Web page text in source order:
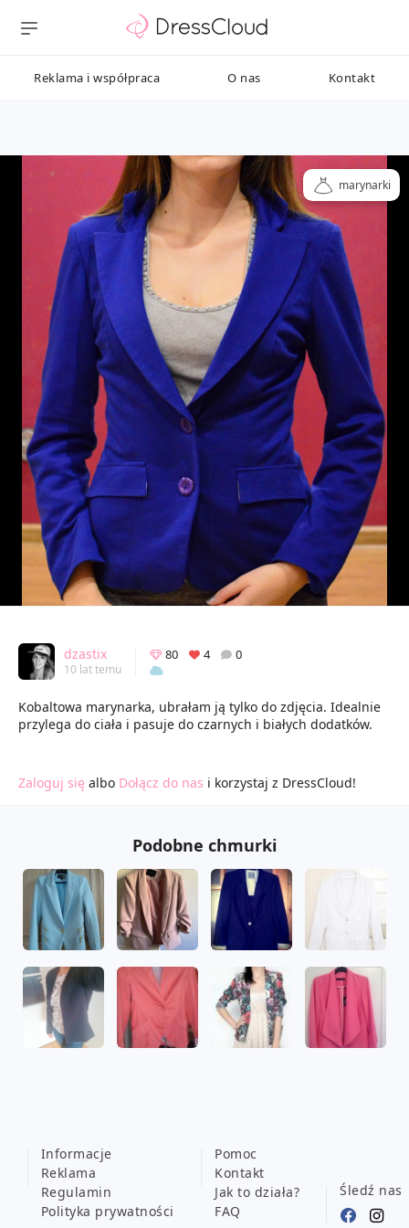
Reklama i współpraca O nas Kontakt
marynarki
dzastix
10 lat temu
80 4 0
Kobaltowa marynarka, ubrałam ją tylko do zdjęcia. Idealnie
przylega do ciała i pasuje do czarnych i białych dodatków.
Zaloguj się albo Dołącz do nas i korzystaj z DressCloud!
Podobne chmurki
Informacje
Reklama
Regulamin
Polityka prywatności
Pomoc
Kontakt
Jak to działa?
FAQ
Śledź nas